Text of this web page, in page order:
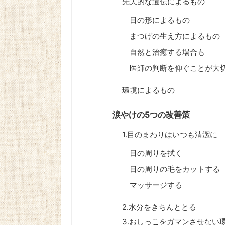
目の形によるもの
まつげの生え方によるもの
自然と治癒する場合も
医師の判断を仰ぐことが大
環境によるもの
涙やけの5つの改善策
1.目のまわりはいつも清潔に
目の周りを拭く
目の周りの毛をカットする
マッサージする
2.水分をきちんととる
3.おしっこをガマンさせない